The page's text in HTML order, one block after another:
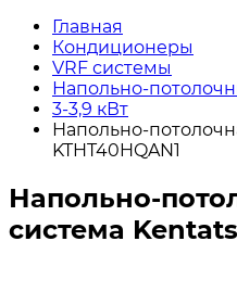
Главная
Кондиционеры
VRF системы
Напольно-
3-3,9 кВт
Напольно-
KTHT40HQAN1
Напольно-
система